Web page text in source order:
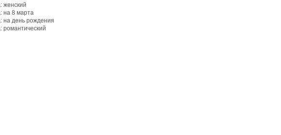
женский
на 8 марта
на день рождения
романтический